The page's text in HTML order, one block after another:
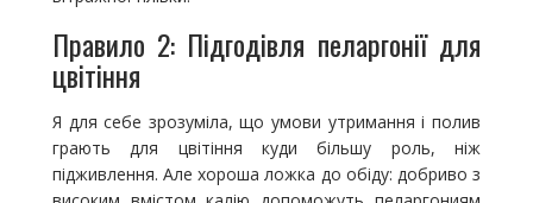
Правило 2: Підгодівля пеларгонії для
цвітіння
Я для себе зрозуміла, що умови утримання і полив
грають для цвітіння куди більшу роль, ніж
підживлення. Але хороша ложка до обіду: добриво з